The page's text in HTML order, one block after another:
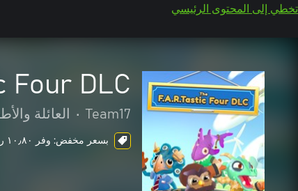
تخطي إلى المحتوى الرئيسي
Four DLC
Team17
• العائلة
بسعر مخفض: وفر ١٠٫٨٠ ر.ق.‏، ends in 5 days